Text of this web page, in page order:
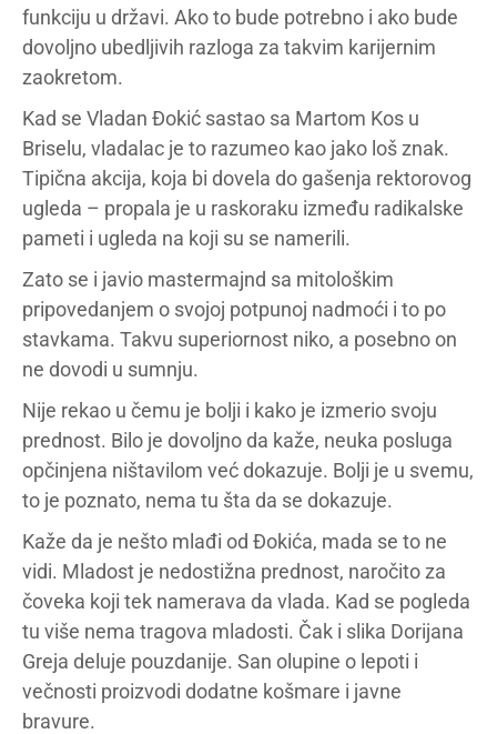
funkciju u državi. Ako to bude potrebno i ako bude
dovoljno ubedljivih razloga za takvim karijernim
zaokretom.
Kad se Vladan Đokić sastao sa Martom Kos u
Briselu, vladalac je to razumeo kao jako loš znak.
Tipična akcija, koja bi dovela do gašenja rektorovog
ugleda – propala je u raskoraku između radikalske
pameti i ugleda na koji su se namerili.
Zato se i javio mastermajnd sa mitološkim
pripovedanjem o svojoj potpunoj nadmoći i to po
stavkama. Takvu superiornost niko, a posebno on
ne dovodi u sumnju.
Nije rekao u čemu je bolji i kako je izmerio svoju
prednost. Bilo je dovoljno da kaže, neuka posluga
opčinjena ništavilom već dokazuje. Bolji je u svemu,
to je poznato, nema tu šta da se dokazuje.
Kaže da je nešto mlađi od Đokića, mada se to ne
vidi. Mladost je nedostižna prednost, naročito za
čoveka koji tek namerava da vlada. Kad se pogleda
tu više nema tragova mladosti. Čak i slika Dorijana
Greja deluje pouzdanije. San olupine o lepoti i
večnosti proizvodi dodatne košmare i javne
bravure.